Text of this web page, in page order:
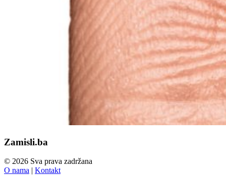
Zamisli.ba
© 2026 Sva prava zadržana
O nama | Kontakt